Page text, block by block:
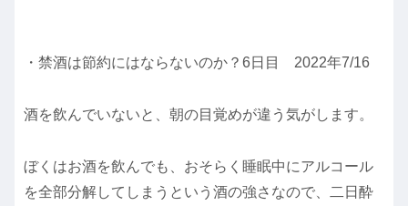
・禁酒は節約にはならないのか？6日目 2022年7/16
酒を飲んでいないと、朝の目覚めが違う気がします。
ぼくはお酒を飲んでも、おそらく睡眠中にアルコール
を全部分解してしまうという酒の強さなので、二日酔